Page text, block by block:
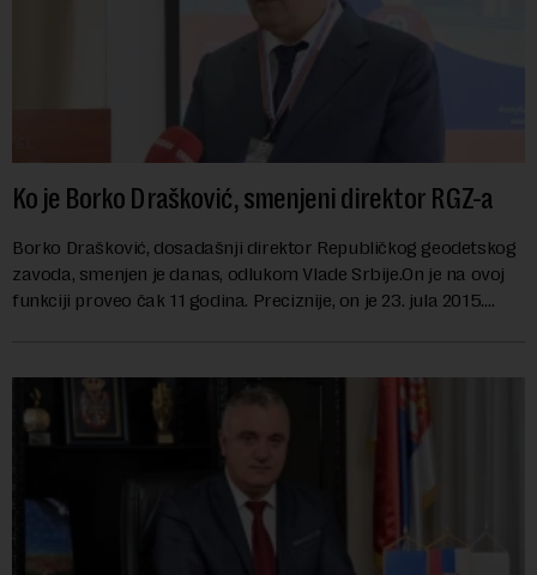
Ko je Borko Drašković, smenjeni direktor RGZ-a
Borko Drašković, dosadašnji direktor Republičkog geodetskog
zavoda, smenjen je danas, odlukom Vlade Srbije.On je na ovoj
funkciji proveo čak 11 godina. Preciznije, on je 23. jula 2015.